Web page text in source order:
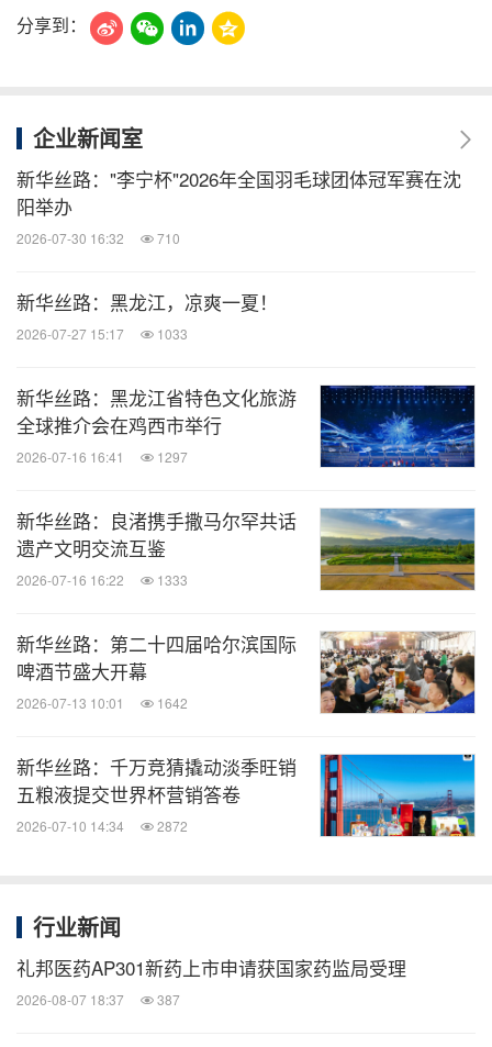
分享到：
企业新闻室
新华丝路："李宁杯"2026年全国羽毛球团体冠军赛在沈
阳举办
2026-07-30 16:32 710
新华丝路：黑龙江，凉爽一夏！
2026-07-27 15:17 1033
新华丝路：黑龙江省特色文化旅游
全球推介会在鸡西市举行
2026-07-16 16:41 1297
新华丝路：良渚携手撒马尔罕共话
遗产文明交流互鉴
2026-07-16 16:22 1333
新华丝路：第二十四届哈尔滨国际
啤酒节盛大开幕
2026-07-13 10:01 1642
新华丝路：千万竞猜撬动淡季旺销
五粮液提交世界杯营销答卷
2026-07-10 14:34 2872
行业新闻
礼邦医药AP301新药上市申请获国家药监局受理
2026-08-07 18:37 387